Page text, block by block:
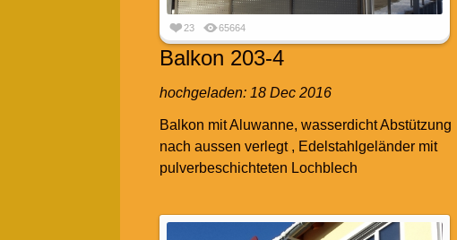
23 65664
Balkon 203-4
hochgeladen: 18 Dec 2016
Balkon mit Aluwanne, wasserdicht Abstützung
nach aussen verlegt , Edelstahlgeländer mit
pulverbeschichteten Lochblech